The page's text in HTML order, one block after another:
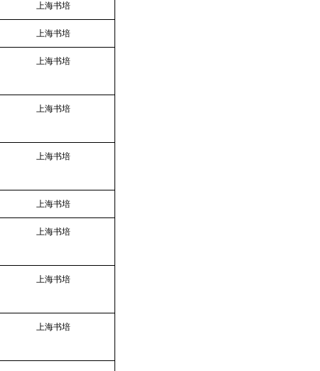
上海书培
上海书培
上海书培
上海书培
上海书培
上海书培
上海书培
上海书培
上海书培